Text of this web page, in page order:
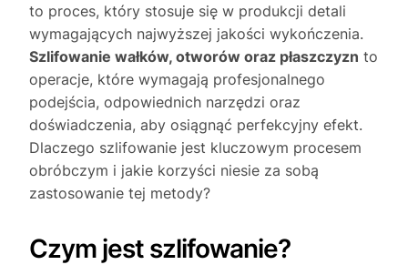
to proces, który stosuje się w produkcji detali
wymagających najwyższej jakości wykończenia.
Szlifowanie wałków, otworów oraz płaszczyzn to
operacje, które wymagają profesjonalnego
podejścia, odpowiednich narzędzi oraz
doświadczenia, aby osiągnąć perfekcyjny efekt.
Dlaczego szlifowanie jest kluczowym procesem
obróbczym i jakie korzyści niesie za sobą
zastosowanie tej metody?
Czym jest szlifowanie?